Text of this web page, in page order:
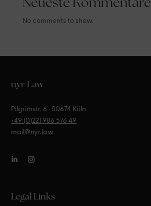
Neueste Kommentare
No comments to show.
nyr Law
Pilgrimstr. 6 · 50674 Köln
+49 (0)221 986 576 49
mail@nyr.law
Legal Links